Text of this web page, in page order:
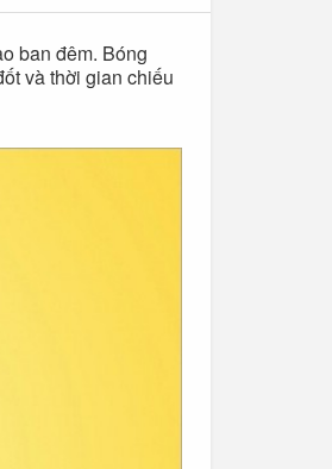
ban đêm. Bóng
và thời gian chiếu